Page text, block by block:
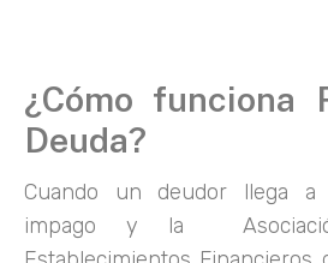
¿Cómo funciona
Deuda?
Cuando un deudor llega
impago y la